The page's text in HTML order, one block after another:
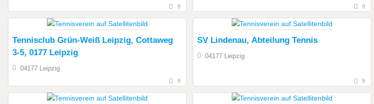
9 9
Tennisclub Grün-Weiß Leipzig, Cottaweg
3-5, 0177 Leipzig
04177 Leipzig
9
SV Lindenau, Abteilung Tennis
04177 Leipzig
9